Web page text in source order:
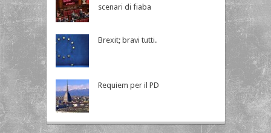
scenari di fiaba
Brexit; bravi tutti.
Requiem per il PD